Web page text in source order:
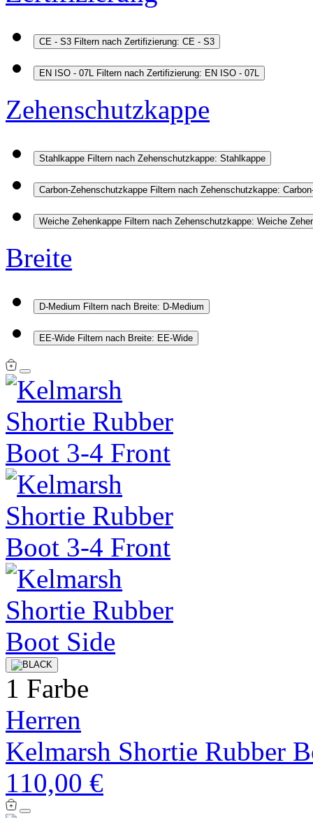
CE - S3 Filtern nach Zertifizierung: CE - S3
EN ISO - 07L Filtern nach Zertifizierung: EN ISO - 07L
Zehenschutzkappe
Stahlkappe Filtern nach Zehenschutzkappe: Stahlkappe
Carbon-Zehenschutzkappe Filtern nach Zehenschutzkappe:
Weiche Zehenkappe Filtern nach Zehenschutzkappe: Weiche
Breite
D-Medium Filtern nach Breite: D-Medium
EE-Wide Filtern nach Breite: EE-Wide
1 Farbe
Herren
Kelmarsh Shortie Rubber
110,00 €